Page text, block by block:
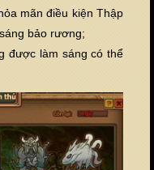
mãn điều kiện Thập
bảo rương;
được làm sáng có thể